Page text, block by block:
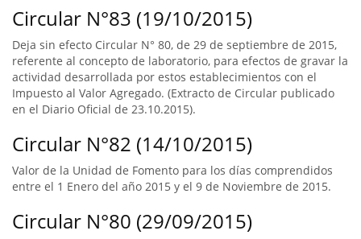
Circular N°83 (19/10/2015)
Deja sin efecto Circular N° 80, de 29 de septiembre de 2015,
referente al concepto de laboratorio, para efectos de gravar la
actividad desarrollada por estos establecimientos con el
Impuesto al Valor Agregado. (Extracto de Circular publicado
en el Diario Oficial de 23.10.2015).
Circular N°82 (14/10/2015)
Valor de la Unidad de Fomento para los días comprendidos
entre el 1 Enero del año 2015 y el 9 de Noviembre de 2015.
Circular N°80 (29/09/2015)